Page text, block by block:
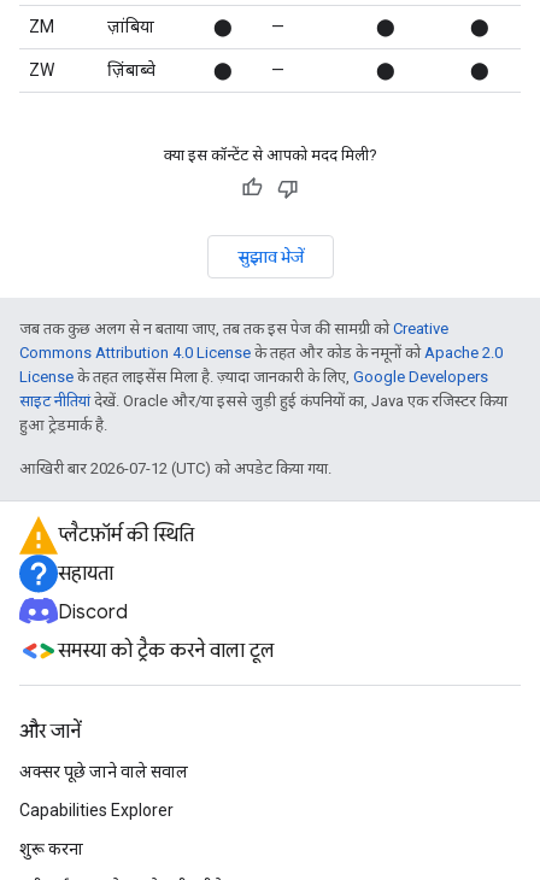
ZM ज़ांबिया ⬤ — ⬤ ⬤
ZW ज़िंबाब्वे ⬤ — ⬤ ⬤
क्या इस कॉन्टेंट से आपको मदद मिली?
सुझाव भेजें
जब तक कुछ अलग से न बताया जाए, तब तक इस पेज की सामग्री कोCreative
Commons Attribution 4.0 License के तहत और कोड के नमूनों कोApache 2.0
License के तहत लाइसेंस मिला है. ज़्यादा जानकारी के लिए, Google Developers
साइट नीतियांदेखें. Oracle और/या इससे जुड़ी हुई कंपनियों का, Java एक रजिस्टर किया
हुआ ट्रेडमार्क है.
आखिरी बार 2026-07-12 (UTC) को अपडेट किया गया.
प्लैटफ़ॉर्म की स्थिति
सहायता
Discord
समस्या को ट्रैक करने वाला टूल
और जानें
अक्सर पूछे जाने वाले सवाल
Capabilities Explorer
शुरू करना